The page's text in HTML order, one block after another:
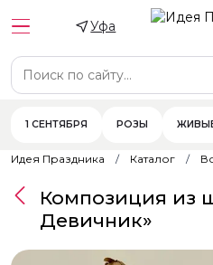
Уфа
1 СЕНТЯБРЯ РОЗЫ
Идея Праздника Каталог
Композиция из
Девичник»